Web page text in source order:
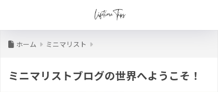
ホーム ミニマリスト
ミニマリストブログの世界へようこそ！